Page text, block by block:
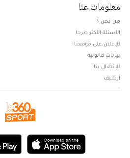
معلومات عنا
من نحن ؟
الأسئلة الأكثر طرحا
للإعلان على موقعنا
بيانات قانونية
للإتصال بنا
أرشيف